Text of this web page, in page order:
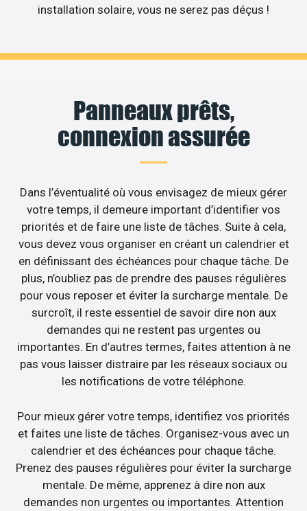
installation solaire, vous ne serez pas déçus !
Panneaux prêts,
connexion assurée
Dans l’éventualité où vous envisagez de mieux gérer
votre temps, il demeure important d’identifier vos
priorités et de faire une liste de tâches. Suite à cela,
vous devez vous organiser en créant un calendrier et
en définissant des échéances pour chaque tâche. De
plus, n’oubliez pas de prendre des pauses régulières
pour vous reposer et éviter la surcharge mentale. De
surcroît, il reste essentiel de savoir dire non aux
demandes qui ne restent pas urgentes ou
importantes. En d’autres termes, faites attention à ne
pas vous laisser distraire par les réseaux sociaux ou
les notifications de votre téléphone.
Pour mieux gérer votre temps, identifiez vos priorités
et faites une liste de tâches. Organisez-vous avec un
calendrier et des échéances pour chaque tâche.
Prenez des pauses régulières pour éviter la surcharge
mentale. De même, apprenez à dire non aux
demandes non urgentes ou importantes. Attention